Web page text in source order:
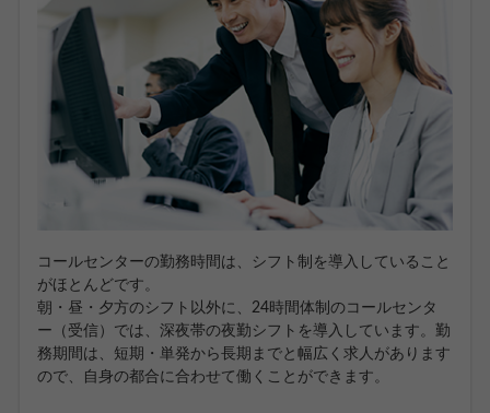
コールセンターの勤務時間は、シフト制を導入していること
がほとんどです。
朝・昼・夕方のシフト以外に、24時間体制のコールセンタ
ー（受信）では、深夜帯の夜勤シフトを導入しています。勤
務期間は、短期・単発から長期までと幅広く求人があります
ので、自身の都合に合わせて働くことができます。